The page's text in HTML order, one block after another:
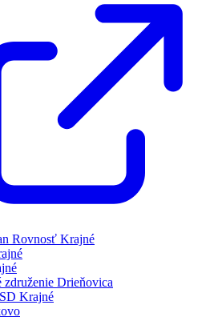
Rovnosť Krajné
Drieňovica
Krajné